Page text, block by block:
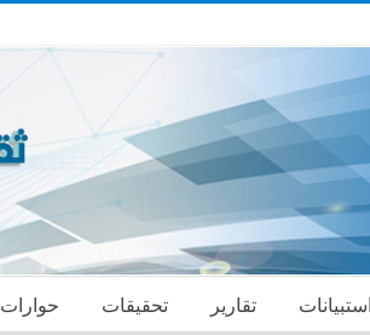
استبيانات تقارير تحقيقات حوارات